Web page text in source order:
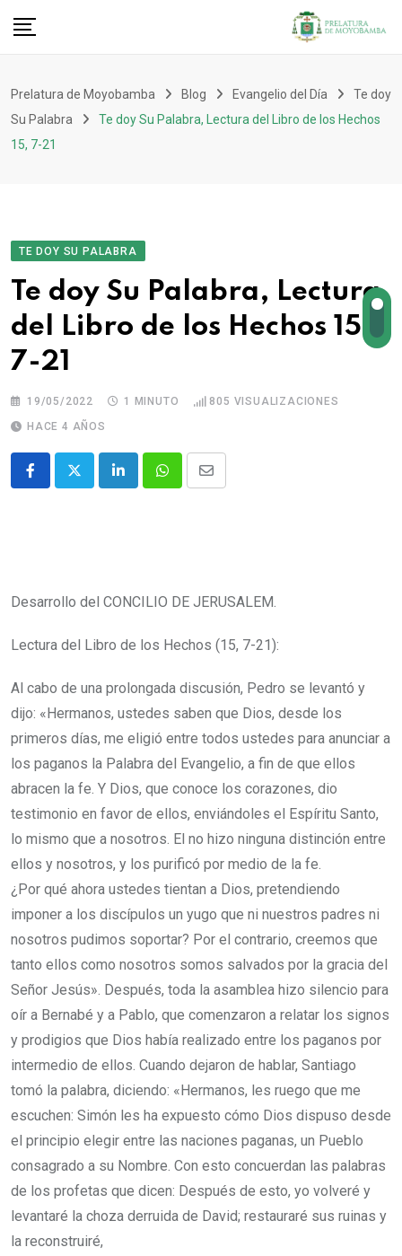
Prelatura de Moyobamba Blog Evangelio del Día
Te doy
Su Palabra
Te doy Su Palabra, Lectura del Libro de los Hechos
15, 7-21
TE DOY SU PALABRA
Te doy Su Palabra, Lectura
del Libro de los Hechos 15,
7-21
19/05/2022 1 MINUTO 805 VISUALIZACIONES
HACE 4 AÑOS
Desarrollo del CONCILIO DE JERUSALEM.
Lectura del Libro de los Hechos (15, 7-21):
Al cabo de una prolongada discusión, Pedro se levantó y
dijo: «Hermanos, ustedes saben que Dios, desde los
primeros días, me eligió entre todos ustedes para anunciar a
los paganos la Palabra del Evangelio, a fin de que ellos
abracen la fe. Y Dios, que conoce los corazones, dio
testimonio en favor de ellos, enviándoles el Espíritu Santo,
lo mismo que a nosotros. El no hizo ninguna distinción entre
ellos y nosotros, y los purificó por medio de la fe.
¿Por qué ahora ustedes tientan a Dios, pretendiendo
imponer a los discípulos un yugo que ni nuestros padres ni
nosotros pudimos soportar? Por el contrario, creemos que
tanto ellos como nosotros somos salvados por la gracia del
Señor Jesús». Después, toda la asamblea hizo silencio para
oír a Bernabé y a Pablo, que comenzaron a relatar los signos
y prodigios que Dios había realizado entre los paganos por
intermedio de ellos. Cuando dejaron de hablar, Santiago
tomó la palabra, diciendo: «Hermanos, les ruego que me
escuchen: Simón les ha expuesto cómo Dios dispuso desde
el principio elegir entre las naciones paganas, un Pueblo
consagrado a su Nombre. Con esto concuerdan las palabras
de los profetas que dicen: Después de esto, yo volveré y
levantaré la choza derruida de David; restauraré sus ruinas y
la reconstruiré,